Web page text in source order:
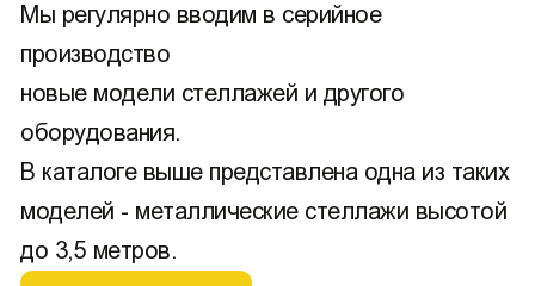
Мы регулярно вводим в серийное
производство
новые модели стеллажей и другого
оборудования.
В каталоге выше представлена одна из таких
моделей - металлические стеллажи высотой
до 3,5 метров.